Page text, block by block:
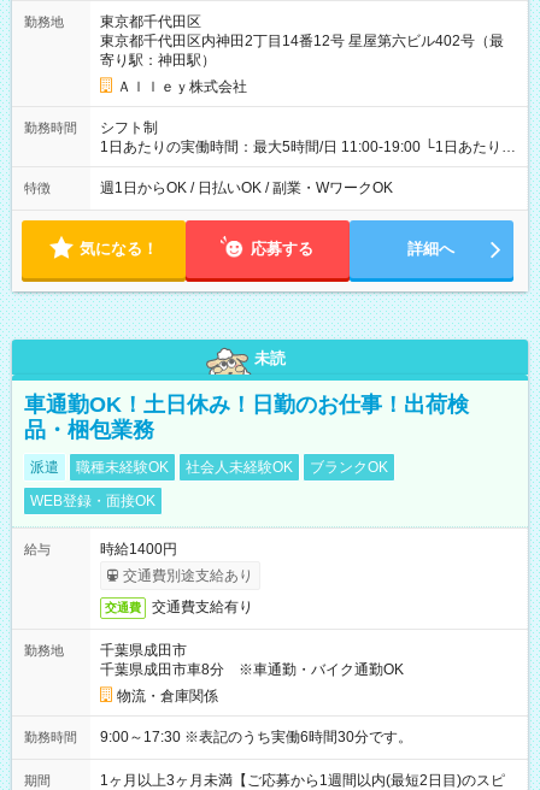
勤務地
東京都千代田区
東京都千代田区内神田2丁目14番12号 星屋第六ビル402号（最
寄り駅：神田駅）
Ａｌｌｅｙ株式会社
勤務時間
シフト制
1日あたりの実働時間：最大5時間/日 11:00-19:00 └1日あたりの
実働時間：1-5時間 └上記の時間帯内であれば、いつでも勤務可
能！ └平日・土曜日の中で、お好きな曜日でご勤務いただけま
18:00 などのように、自由な働き方が可能なお仕事です！
特徴 週1日からOK / 日払いOK / 副業・WワークOK
気になる！ 応募する 詳細へ
未読
車通勤OK！土日休み！日勤のお仕事！出荷検
品・梱包業務
派遣 職種未経験OK 社会人未経験OK
ブランクOK
WEB登録・面接OK
給与
時給1400円
交通費別途支給あり
交通費 交通費支給有り
勤務地
千葉県成田市
千葉県成田市車8分 ※車通勤・バイク通勤OK
物流・倉庫関係
勤務時間 9:00～17:30 ※表記のうち実働6時間30分です。
期間
1ヶ月以上3ヶ月未満【ご応募から1週間以内(最短2日目)のスピ